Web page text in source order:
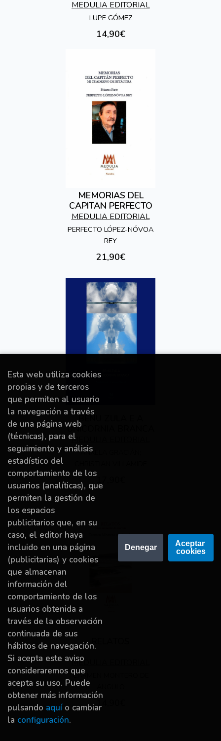
MEDULIA EDITORIAL
LUPE GÓMEZ
14,90€
MEMORIAS DEL
CAPITAN PERFECTO
MEDULIA EDITORIAL
PERFECTO LÓPEZ-NÓVOA
REY
21,90€
BENU ZULA E A
UNICORNIA BRANCA
MEDULIA EDITORIAL
ANXELA GRACIÁN;
17,90€
RELATOS
MEDULIA EDITORIAL
CARMEN MONTERO DE
14,90€
Esta web utiliza cookies
propias y de terceros
que permiten al usuario
la navegación a través
de una página web
(técnicas), para el
seguimiento y análisis
estadístico del
comportamiento de los
usuarios (analíticas), que
permiten la gestión de
los espacios
publicitarios que, en su
caso, el editor haya
incluido en una página
(publicitarias) y cookies
que almacenan
información del
comportamiento de los
usuarios obtenida a
través de la observación
continuada de sus
hábitos de navegación.
Si acepta este aviso
consideraremos que
acepta su uso. Puede
obtener más información
pulsando aquío cambiar
la configuración.
Denegar
Aceptar
cookies